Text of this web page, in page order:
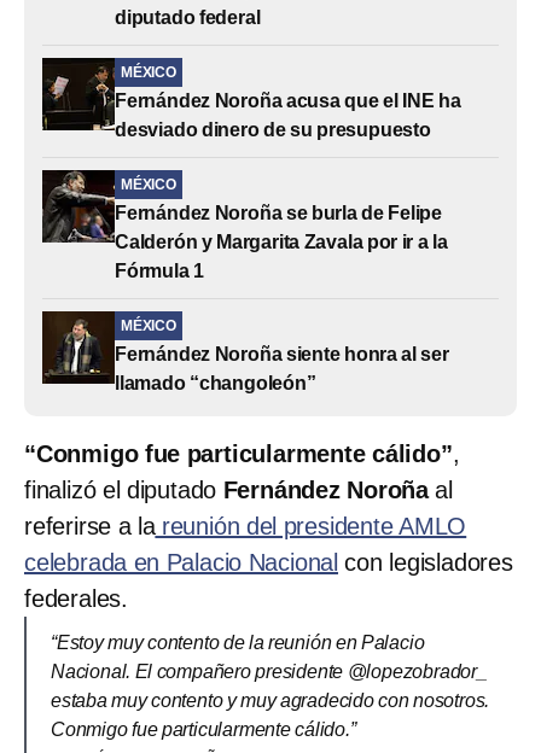
diputado federal
MÉXICO
Fernández Noroña acusa que el INE ha
desviado dinero de su presupuesto
MÉXICO
Fernández Noroña se burla de Felipe
Calderón y Margarita Zavala por ir a la
Fórmula 1
MÉXICO
Fernández Noroña siente honra al ser
llamado “changoleón”
“Conmigo fue particularmente cálido”,
finalizó el diputado Fernández Noroñaal
referirse a lareunión del presidente AMLO
celebrada en Palacio Nacional con legisladores
federales.
“Estoy muy contento de la reunión en Palacio
Nacional. El compañero presidente @lopezobrador_
estaba muy contento y muy agradecido con nosotros.
Conmigo fue particularmente cálido.”